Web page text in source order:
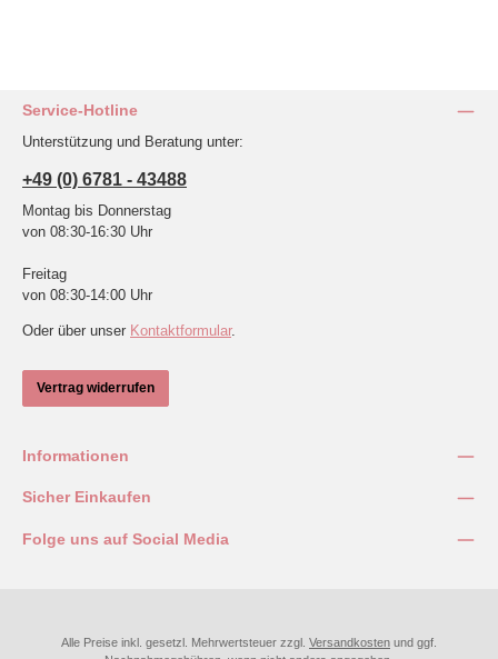
Service-Hotline
Unterstützung und Beratung unter:
+49 (0) 6781 - 43488
Montag bis Donnerstag
von 08:30-16:30 Uhr
Freitag
von 08:30-14:00 Uhr
Oder über unser Kontaktformular.
Vertrag widerrufen
Informationen
Sicher Einkaufen
Folge uns auf Social Media
Alle Preise inkl. gesetzl. Mehrwertsteuer zzgl. Versandkosten und ggf.